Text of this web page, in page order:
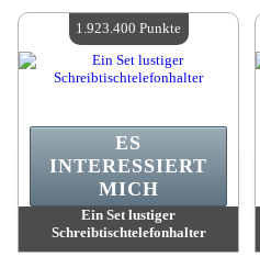
Verfügbare Menge:4
Ein Set lustiger
Schreibtischtelefonhalter
ES
INTERESSIERT
MICH
1.923.400 Punkte